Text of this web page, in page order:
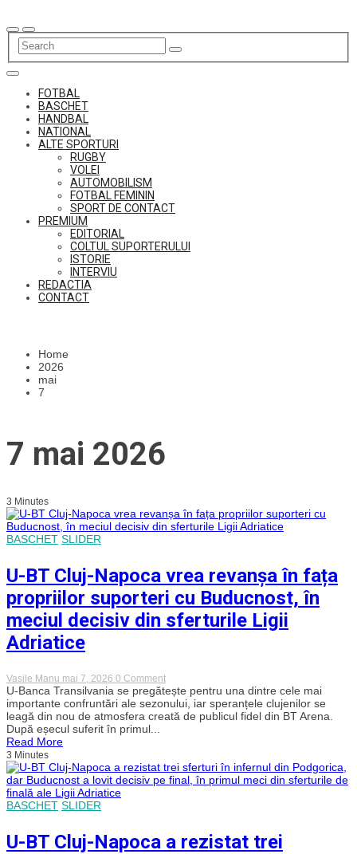
to
content
FOTBAL
BASCHET
HANDBAL
NATIONAL
ALTE SPORTURI
RUGBY
VOLEI
AUTOMOBILISM
FOTBAL FEMININ
SPORT DE CONTACT
PREMIUM
EDITORIAL
COLTUL SUPORTERULUI
ISTORIE
INTERVIU
REDACTIA
CONTACT
Home
2026
mai
7
7 mai 2026
3 Minutes
BASCHET SLIDER
U-BT Cluj-Napoca vrea revanșa în fața
propriilor suporteri cu Buducnost, în
meciul decisiv din sferturile Ligii
Adriatice
Vasile Manu mai 7, 2026 0 Commenton
U-
BT
Cluj-
Napoca
fața
propriilor
suporteri
decisiv
U-Banca Transilvania se pregătește pentru una dintre cele mai
importante confruntări ale sezonului, iar speranțele clujenilor se
leagă din nou de atmosfera creată de publicul fidel din BT Arena.
După eșecul suferit în primul...
Read More
3 Minutes
BASCHET SLIDER
U-BT Cluj-Napoca a rezistat trei